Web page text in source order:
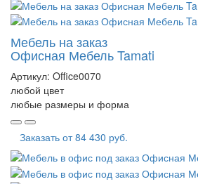
Мебель на заказ
Офисная Мебель Tamati
Артикул: Office0070
любой цвет
любые размеры и форма
Заказать от84 430 руб.